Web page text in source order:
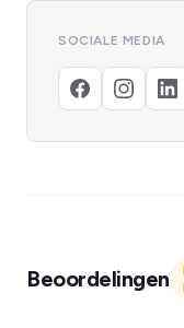
SOCIALE MEDIA
Beoordelingen